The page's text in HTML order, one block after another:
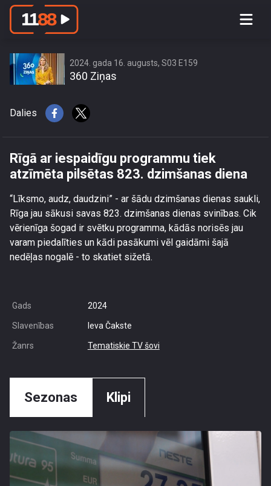
Rīgā ar iespaidīgu programmu tiek
2024. gada 16. augusts, S03 E159
360 Ziņas
Dalies
Rīgā ar iespaidīgu programmu tiek
atzīmēta pilsētas 823. dzimšanas diena
“Līksmo, audz, daudzini” - ar šādu dzimšanas dienas saukli,
Rīga jau sākusi savas 823. dzimšanas dienas svinības. Cik
vērienīga šogad ir svētku programma, kādās norisēs jau
varam piedalīties un kādi pasākumi vēl gaidāmi šajā
nedēļas nogalē - to skatiet sižetā.
Gads 2024
Slavenības Ieva Čakste
Žanrs Tematiskie TV šovi
Sezonas Klipi